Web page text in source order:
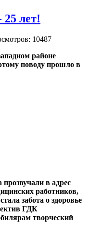
лет!
10487
районе
поводу прошло в
в адрес
работников,
забота о здоровье
ГДК
творческий